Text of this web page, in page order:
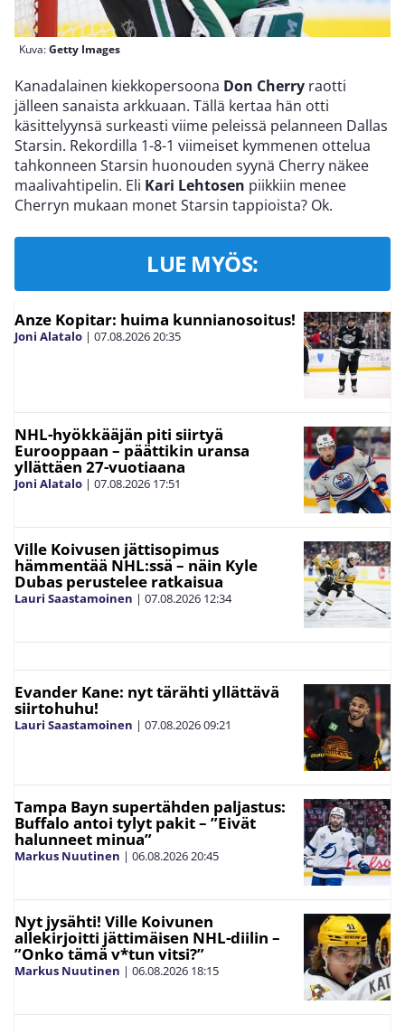
Kuva:Getty Images
Kanadalainen kiekkopersoona Don Cherry raotti
jälleen sanaista arkkuaan. Tällä kertaa hän otti
käsittelyynsä surkeasti viime peleissä pelanneen Dallas
Starsin. Rekordilla 1-8-1 viimeiset kymmenen ottelua
tahkonneen Starsin huonouden syynä Cherry näkee
maalivahtipelin. Eli Kari Lehtosen piikkiin menee
Cherryn mukaan monet Starsin tappioista? Ok.
LUE MYÖS:
Anze Kopitar: huima kunnianosoitus!
Joni Alatalo | 07.08.202620:35
NHL-hyökkääjän piti siirtyä
Eurooppaan – päättikin uransa
yllättäen 27-vuotiaana
Joni Alatalo | 07.08.2026 17:51
Ville Koivusen jättisopimus
hämmentää NHL:ssä – näin Kyle
Dubas perustelee ratkaisua
Lauri Saastamoinen | 07.08.2026 12:34
Evander Kane: nyt tärähti yllättävä
siirtohuhu!
Lauri Saastamoinen | 07.08.202609:21
Tampa Bayn supertähden paljastus:
Buffalo antoi tylyt pakit – ”Eivät
halunneet minua”
Markus Nuutinen | 06.08.202620:45
Nyt jysähti! Ville Koivunen
allekirjoitti jättimäisen NHL-diilin –
”Onko tämä v*tun vitsi?”
Markus Nuutinen | 06.08.2026 18:15